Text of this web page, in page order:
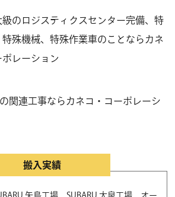
級のロジスティクスセンター完備、特
特殊機械、特殊作業車のことならカネ
ポレーション
の関連工事ならカネコ・コーポレーシ
搬入実績
矢島工場、SUBARU 大泉工場、オー